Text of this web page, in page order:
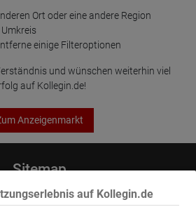
auf Kollegin.de
Ort oder eine andere Region
einige Filteroptionen
und wünschen weiterhin viel
auf Kollegin.de!
Anzeigenmarkt
Sitemap
Home
Jobs & Vermietungen